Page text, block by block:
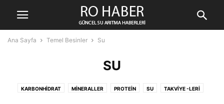
Ana Sayfa Temel Besinler Su
SU
KARBONHIDRAT MINERALLER PROTEIN SU TAKVIYE -LERI